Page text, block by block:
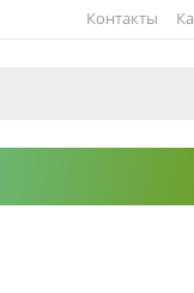
Контакты